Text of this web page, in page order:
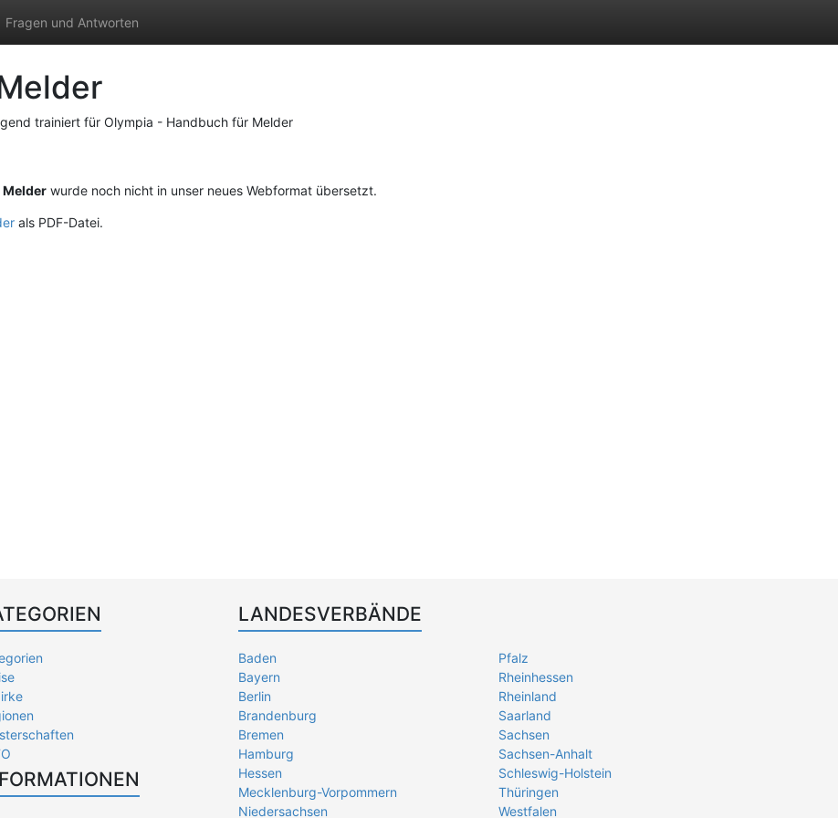
Fragen und Antworten
trainiert für Olympia - Handbuch für Melder
Melder wurde noch nicht in unser neues Webformat übersetzt.
als PDF-Datei.
LANDESVERBÄNDE
Baden
Bayern
Berlin
Brandenburg
Bremen
Hamburg
Hessen
Mecklenburg-Vorpommern
Niedersachsen
Pfalz
Rheinhessen
Rheinland
Saarland
Sachsen
Sachsen-Anhalt
Schleswig-Holstein
Thüringen
Westfalen